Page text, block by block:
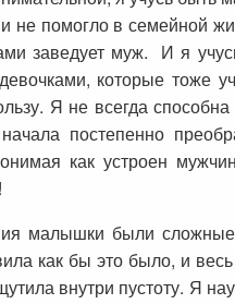
не помогло в семейной
заведует муж. И я
которые тоже
Я не всегда
постепенно
как устроен
малышки были
как бы это было, и
внутри пустоту. Я